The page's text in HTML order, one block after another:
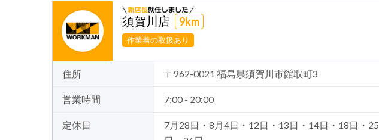
須賀川店 9km
作業着の取扱あり
住所 〒962-0021 福島県須賀川市館取町3
営業時間 7:00 - 20:00
定休日
7月28日・8月4日・12日・13日・14日・18日・25